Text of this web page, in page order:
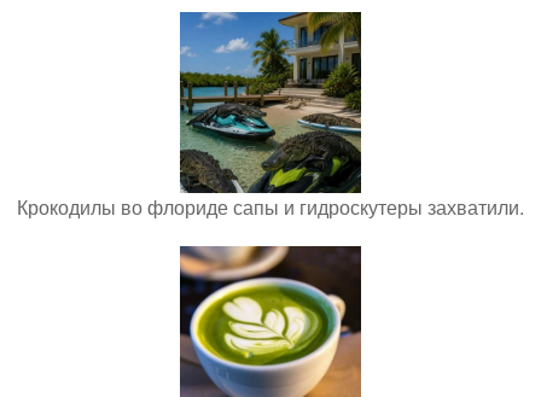
Крокодилы во флориде сапы и гидроскутеры захватили.